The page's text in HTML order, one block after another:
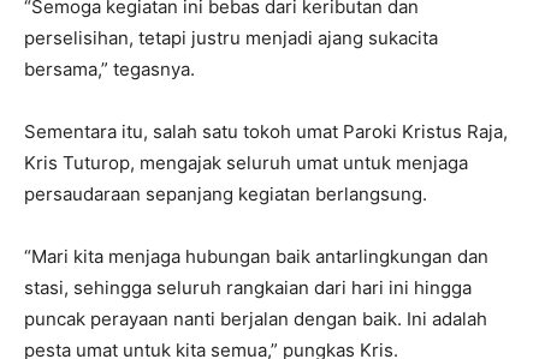
“Semoga kegiatan ini bebas dari keributan dan
perselisihan, tetapi justru menjadi ajang sukacita
bersama,” tegasnya.
Sementara itu, salah satu tokoh umat Paroki Kristus Raja,
Kris Tuturop, mengajak seluruh umat untuk menjaga
persaudaraan sepanjang kegiatan berlangsung.
“Mari kita menjaga hubungan baik antarlingkungan dan
stasi, sehingga seluruh rangkaian dari hari ini hingga
puncak perayaan nanti berjalan dengan baik. Ini adalah
pesta umat untuk kita semua,” pungkas Kris.